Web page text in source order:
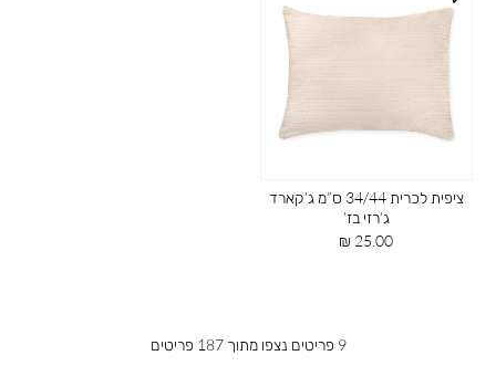
ציפית לכרית 34/44 ס”מ ג’קארד
ג’רזי בז’
מחיר
25.00 ₪
9 פריטים נצפו מתוך187 פריטים